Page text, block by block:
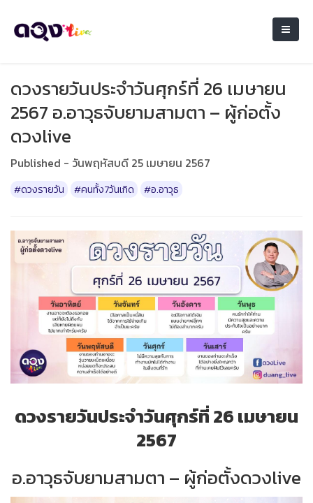
ดวงรายวันประจำวันศุกร์ที่ 26 เมษายน
2567 อ.อาวุธจับยามสามตา – ผู้ก่อตั้ง
ดวงlive
Published - วันพฤหัสบดี 25 เมษายน 2567
#ดวงรายวัน #คนทั้ง7วันเกิด #อ.อาวุธ
ดวงรายวันประจำวันศุกร์ที่ 26 เมษายน
2567
อ.อาวุธจับยามสามตา – ผู้ก่อตั้งดวงlive